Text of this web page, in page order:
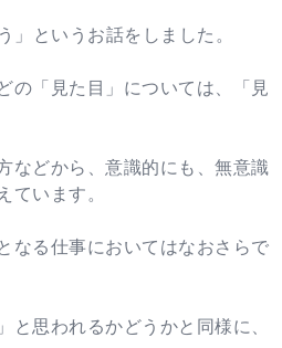
というお話をしました。
の「見た目」については、「見
などから、意識的にも、無意識
います。
なる仕事においてはなおさらで
思われるかどうかと同様に、